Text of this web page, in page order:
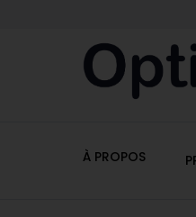
À PROPOS